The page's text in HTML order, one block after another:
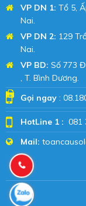
VP DN 1: Tổ 5,
Nai.
VP DN 2: 129
Nai.
VP BD: Số 773
, T. Bình Dương.
Gọi ngay :
HotLine 1 : 081
Mail: